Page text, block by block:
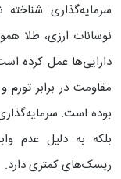
سرمایه‌گذاری
نوسانات ارزی، طلا
دارایی‌ها عمل کرده
مقاومت در برابر تورم
بوده است.
بلکه به دلیل عدم
ریسک‌های کمتری دارد.